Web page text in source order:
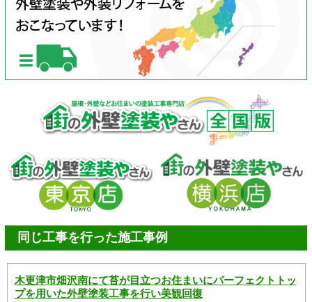
同じ工事を行った施工事例
木更津市畑沢南にて苔が目立つお住まいにパーフェクトトッ
プを用いた外壁塗装工事を行い美観回復